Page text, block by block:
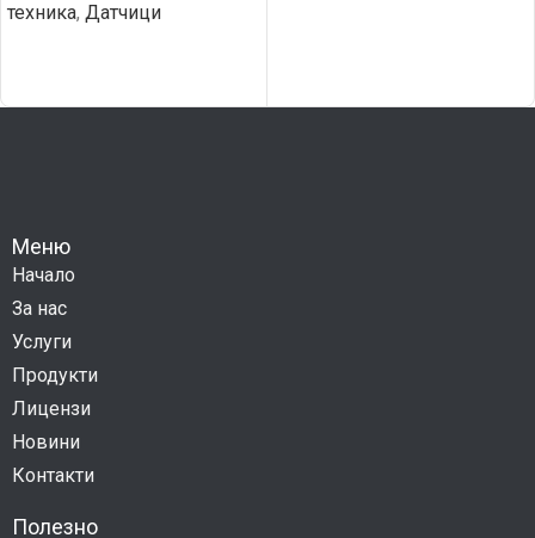
техника, Датчици
Меню
Начало
За нас
Услуги
Продукти
Лицензи
Новини
Контакти
Полезно